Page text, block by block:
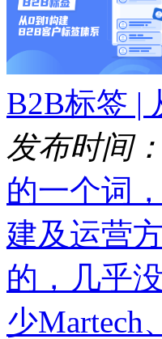
B2B标签 |
发布时间
的一个词
建及运营
的，几乎
少Martech